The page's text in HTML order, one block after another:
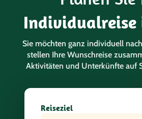
Individualreise
Sie möchten ganz individuell
stellen Ihre Wunschreise
Aktivitäten und Unterkünfte auf
Reiseziel